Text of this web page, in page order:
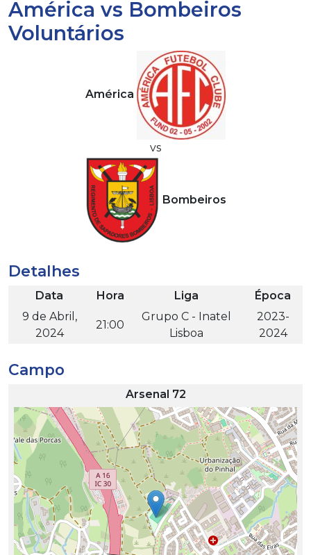
América vs Bombeiros
Voluntários
América
vs
Bombeiros
Detalhes
Data Hora Liga
Época
9 de Abril,
2024
21:00
Grupo C - Inatel
Lisboa
2023-
2024
Campo
Arsenal 72